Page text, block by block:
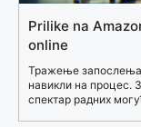
Prilike na
online
Тражење запослења
навикли на процес.
спектар радних